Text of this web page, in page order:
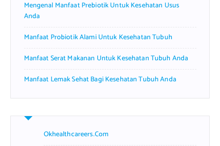
Mengenal Manfaat Prebiotik Untuk Kesehatan Usus
Anda
Manfaat Probiotik Alami Untuk Kesehatan Tubuh
Manfaat Serat Makanan Untuk Kesehatan Tubuh Anda
Manfaat Lemak Sehat Bagi Kesehatan Tubuh Anda
Okhealthcareers.com